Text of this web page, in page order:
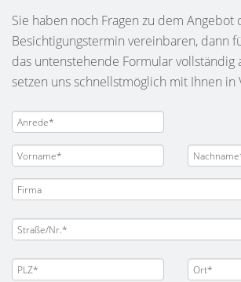
Sie haben noch Fragen zu dem
Besichtigungstermin vereinbaren, dann
das untenstehende Formular vollständig
setzen uns schnellstmöglich mit Ihnen in